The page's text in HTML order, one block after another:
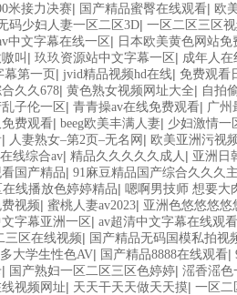
米接力决赛| 国产精品蜜臀在线观看| 欧
码少妇人妻一区二区3D| 一区二区三区
中文字幕在线一区| 日本欧美黄色网站免
叫 | 玖玖资源站中文字幕一区 | 成年人
幕第一页 | jvid精品视频hd在线| 免费观看
久久678| 黄色熟女视频网址大全| 自拍
子伦一区 | 青青操av在线免费观看| 广州
费观看| beeg欧美丰满人妻| 少妇激情一
| 人妻熟女–第2页–无名网 | 欧美亚洲污视
线综合av| 精品久久久久久成人 | 亚洲日
国产精品| 91麻豆精品国产综合久久久
在线播放色婷婷精品| 嗯啊男技师 想要大
视频| 蜜桃人妻av2023| 亚洲色悠悠悠悠
字幕亚洲一区 | av超清中文字幕在线观看
三区在线视频| 国产精品无码国模私拍视
大学生性色AV| 国产精品8888在线观看|
| 国产熟妇一区二区三区色婷婷| 滛香滛色
线视频网址| 天天干天天做天天摸| 一区二